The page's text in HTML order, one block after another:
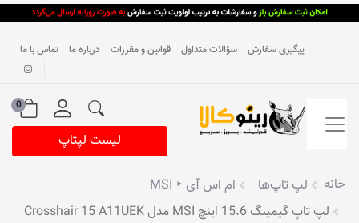
پیگیری سفارش سؤالات متداول قوانین و مقررات درباره ما تماس با ما
0
لیست لپتاپ
خانه لپ تاپ‌ها
ام اس آی ‣ MSI
لپ تاپ گیمینگ 15.6 اینچ MSI مدل Crosshair 15 A11UEK